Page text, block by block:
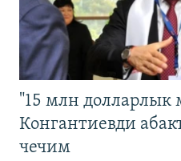
"15 млн долларлык
Конгантиевди
чечим